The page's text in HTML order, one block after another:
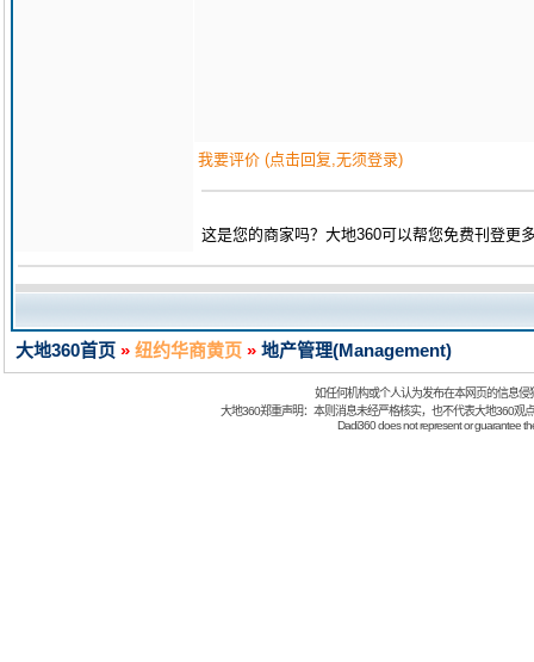
我要评价 (点击回复,无须登录)
这是您的商家吗？大地360可以帮您免费刊登更
大地360首页 » 纽约华商黄页 » 地产管理(Management)
如任何机构或个人认为发布在本网页的信息
大地360郑重声明：本则消息未经严格核实，也不代表大地360观
Dadi360 does not represent or guarantee